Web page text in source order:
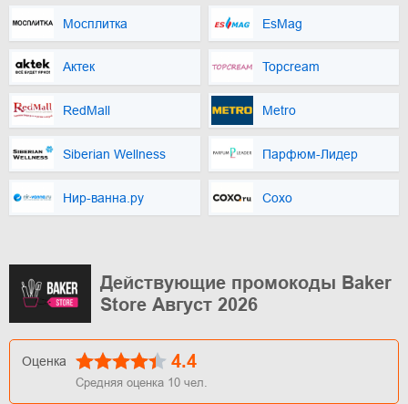
Мосплитка EsMag
Актек Topcream
RedMall Metro
Siberian Wellness Парфюм-Лидер
Нир-ванна.ру Сохо
Действующие промокоды Baker
Store Август 2026
Оценка 4.4
Средняя оценка 10 чел.